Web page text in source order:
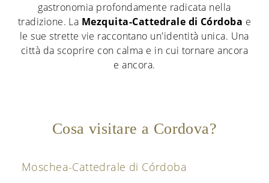
gastronomia profondamente radicata nella
tradizione. La Mezquita-Cattedrale di Córdoba e
le sue strette vie raccontano un'identità unica. Una
città da scoprire con calma e in cui tornare ancora
e ancora.
Cosa visitare a Cordova?
Moschea-Cattedrale di Córdoba